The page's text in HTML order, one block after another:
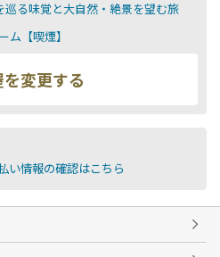
い情報の確認はこちら